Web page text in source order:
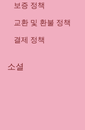
보증 정책
교환 및 환불 정책
결제 정책
소셜